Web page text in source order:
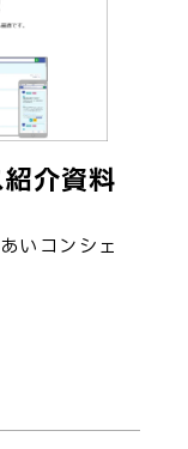
介資料
いコンシェ